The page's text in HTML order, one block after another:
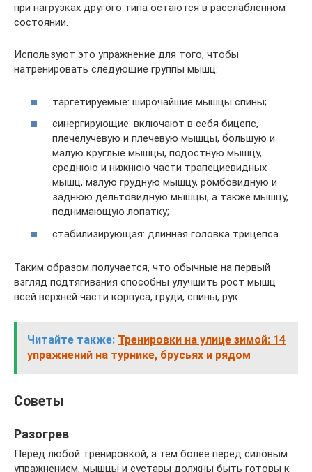
при нагрузках другого типа остаются в расслабленном
состоянии.
Используют это упражнение для того, чтобы
натренировать следующие группы мышц:
таргетируемые: широчайшие мышцы спины;
синергирующие: включают в себя бицепс,
плечелучевую и плечевую мышцы, большую и
малую круглые мышцы, подостную мышцу,
среднюю и нижнюю части трапециевидных
мышц, малую грудную мышцу, ромбовидную и
заднюю дельтовидную мышцы, а также мышцу,
поднимающую лопатку;
стабилизирующая: длинная головка трицепса.
Таким образом получается, что обычные на первый
взгляд подтягивания способны улучшить рост мышц
всей верхней части корпуса, груди, спины, рук.
Читайте также: Тренировки на улице зимой: 14
упражнений на турнике, брусьях и рядом
Советы
Разогрев
Перед любой тренировкой, а тем более перед силовым
упражнением, мышцы и суставы должны быть готовы к